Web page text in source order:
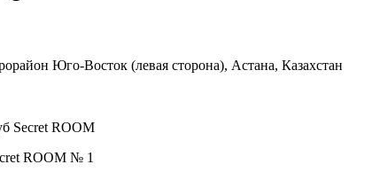
Юго-Восток (левая сторона), Астана, Казахстан
Secret ROOM